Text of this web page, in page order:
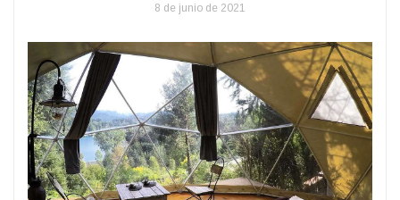
8 de junio de 2021